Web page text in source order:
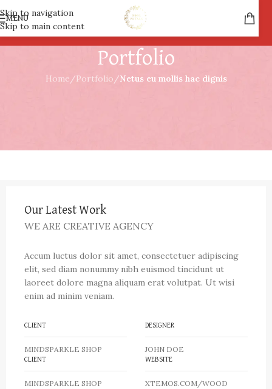
Skip to navigation
Skip to main content
MENU
Portfolio
Home/Portfolio/Netus eu mollis hac dignis
Our Latest Work
WE ARE CREATIVE AGENCY
Accum luctus dolor sit amet, consectetuer adipiscing
elit, sed diam nonummy nibh euismod tincidunt ut
laoreet dolore magna aliquam erat volutpat. Ut wisi
enim ad minim veniam.
CLIENT
MINDSPARKLE SHOP
DESIGNER
JOHN DOE
CLIENT
MINDSPARKLE SHOP
WEBSITE
XTEMOS.COM/WOOD